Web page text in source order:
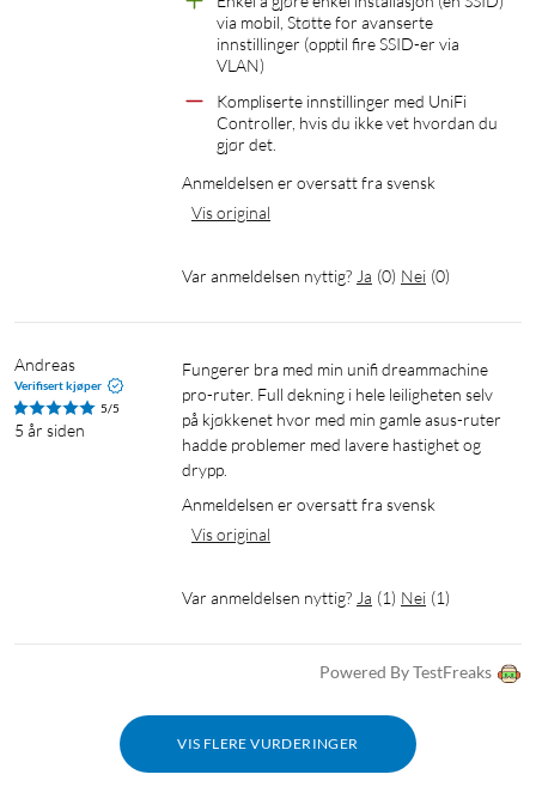
via mobil, Støtte for avanserte
innstillinger (opptil fire SSID-er via
VLAN)
Kompliserte innstillinger med UniFi
Controller, hvis du ikke vet hvordan du
gjør det.
Anmeldelsen er oversatt fra svensk
Vis original
Var anmeldelsen nyttig? Ja (0) Nei (0)
Andreas
Verifisert kjøper
5/5
5 år siden
Fungerer bra med min unifi dreammachine
pro-ruter. Full dekning i hele leiligheten selv
på kjøkkenet hvor med min gamle asus-ruter
hadde problemer med lavere hastighet og
drypp.
Anmeldelsen er oversatt fra svensk
Vis original
Var anmeldelsen nyttig? Ja (1) Nei (1)
Powered By TestFreaks
VIS FLERE VURDERINGER